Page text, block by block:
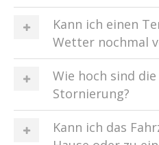
Kann ich einen
Wetter nochmal
Wie hoch sind
Stornierung?
Kann ich das